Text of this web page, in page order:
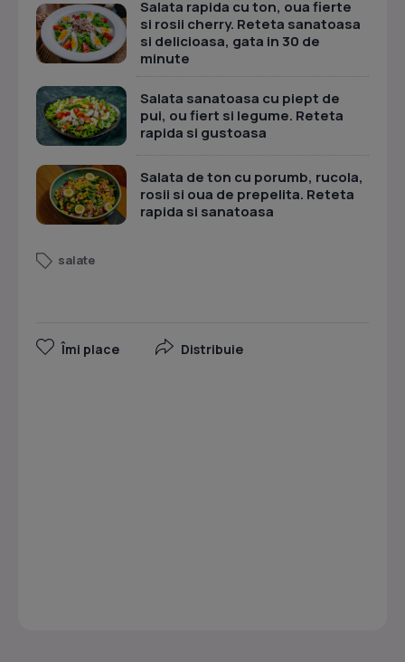
Salata rapida cu ton, oua fierte
si rosii cherry. Reteta sanatoasa
si delicioasa, gata in 30 de
minute
Salata sanatoasa cu piept de
pui, ou fiert si legume. Reteta
rapida si gustoasa
Salata de ton cu porumb, rucola,
rosii si oua de prepelita. Reteta
rapida si sanatoasa
salate
Îmi place Distribuie